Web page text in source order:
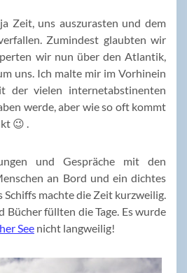
Zeit, uns auszurasten und dem
Zumindest glaubten wir
wir nun über den Atlantik,
uns. Ich malte mir im Vorhinein
der vielen internetabstinenten
werde, aber wie so oft kommt
😉 .
und Gespräche mit den
an Bord und ein dichtes
Schiffs machte die Zeit kurzweilig.
Bücher füllten die Tage. Es wurde
See nicht langweilig!